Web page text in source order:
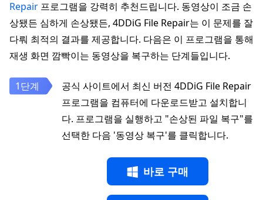
Repair 프로그램을 강력히 추천드립니다. 동영상이 조금 손
상됐든 심하게 손상됐든, 4DDiG File Repair는 이 문제를 잘
다뤄 최적의 결과를 제공합니다. 다음은 이 프로그램을 통해
재생 화면 깜빡이는 동영상을 복구하는 단계들입니다.
공식 사이트에서 최신 버전 4DDiG File Repair
프로그램을 컴퓨터에 다운로드받고 설치합니
다. 프로그램을 실행하고 "손상된 파일 복구"를
선택한 다음 '동영상 복구'를 클릭합니다.
바로 구매